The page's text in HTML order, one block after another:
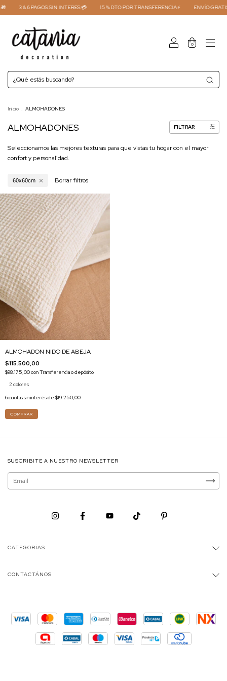
3 & 6 PAGOS SIN INTERES 💳 15 % DTO POR TRANSFERENCIA⚡ ENVÍO
0
Inicio . ALMOHADONES
ALMOHADONES FILTRAR
Seleccionamos las mejores texturas para que vistas tu hogar con el mayor
confort y personalidad.
60x60cm Borrar filtros
ALMOHADON NIDO DE ABEJA
$115.500,00
$98.175,00conTransferencia o depósito
2 colores
6cuotas sin interés de $19.250,00
COMPRAR
SUSCRIBITE A NUESTRO NEWSLETTER
CATEGORÍAS
CONTACTÁNOS